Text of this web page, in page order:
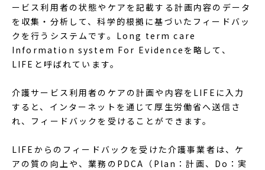
ービス利用者の状態やケアを記載する計画内容のデータ
を収集・分析して、科学的根拠に基づいたフィードバッ
クを行うシステムです。Long term care
Information system For Evidenceを略して、
LIFEと呼ばれています。
介護サービス利用者のケアの計画や内容をLIFEに入力
すると、インターネットを通じて厚生労働省へ送信さ
れ、フィードバックを受けることができます。
LIFEからのフィードバックを受けた介護事業者は、ケ
アの質の向上や、業務のPDCA（Plan：計画、Do：実